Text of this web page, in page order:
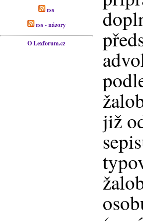
rss
rss - názory
O Lexforum.cz
již